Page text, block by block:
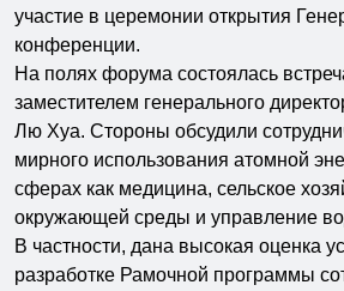
участие в церемонии открытия
конференции.
На полях форума состоялась
заместителем генерального
Лю Хуа. Стороны обсудили
мирного использования атомной
сферах как медицина, сельское
окружающей среды и управление
В частности, дана высокая оценка
разработке Рамочной программы